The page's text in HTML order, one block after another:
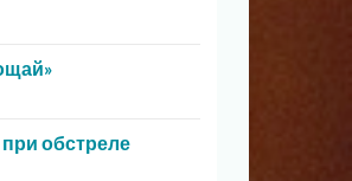
обстреле